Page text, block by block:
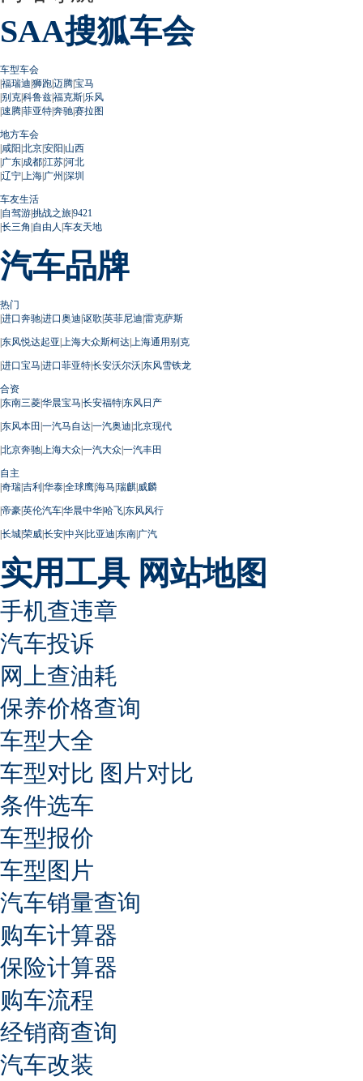
SAA搜狐车会
车型车会
|福瑞迪|狮跑|迈腾|宝马
|别克|科鲁兹|福克斯|乐风
|速腾|菲亚特|奔驰|赛拉图
地方车会
|咸阳|北京|安阳|山西
|广东|成都|江苏|河北
|辽宁| 上海|广州 |深圳
车友生活
|自驾游|挑战之旅|9421
|长三角 |自由人 |车友天地
汽车品牌
热门
|进口奔驰|进口奥迪|讴歌|英菲尼迪|雷克萨斯
|东风悦达起亚| 上海大众斯柯达| 上海通用别克
|进口宝马|进口菲亚特|长安沃尔沃|东风雪铁龙
合资
|东南三菱|华晨宝马|长安福特|东风日产
|东风本田 |一汽马自达|一汽奥迪|北京现代
|北京奔驰| 上海大众|一汽大众|一汽丰田
自主
|奇瑞|吉利|华泰|全球鹰|海马|瑞麒|威麟
|帝豪|英伦汽车|华晨中华|哈飞|东风风行
|长城|荣威|长安|中兴|比亚迪|东南|广汽
实用工具 网站地图
手机查违章
汽车投诉
网上查油耗
保养价格查询
车型大全
车型对比 图片对比
条件选车
车型报价
车型图片
汽车销量查询
购车计算器
保险计算器
购车流程
经销商查询
汽车改装